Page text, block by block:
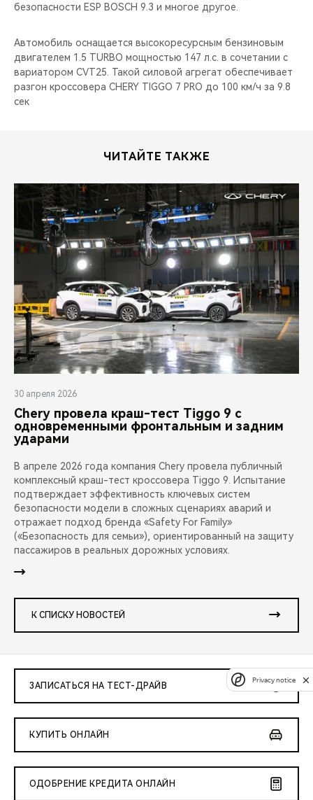
безопасности ESP BOSCH 9.3 и многое другое.
Автомобиль оснащается высокоресурсным бензиновым
двигателем 1.5 TURBO мощностью 147 л.с. в сочетании с
вариатором CVT25. Такой силовой агрегат обеспечивает
разгон кроссовера CHERY TIGGO 7 PRO до 100 км/ч за 9.8
сек
ЧИТАЙТЕ ТАКЖЕ
30 апреля 2026
Chery провела краш-тест Tiggo 9 с
одновременными фронтальным и задним
ударами
В апреле 2026 года компания Chery провела публичный
комплексный краш-тест кроссовера Tiggo 9. Испытание
подтверждает эффективность ключевых систем
безопасности модели в сложных сценариях аварий и
отражает подход бренда «Safety For Family»
(«Безопасность для семьи»), ориентированный на защиту
пассажиров в реальных дорожных условиях.
К СПИСКУ НОВОСТЕЙ
ЗАПИСАТЬСЯ НА ТЕСТ-ДРАЙВ
КУПИТЬ ОНЛАЙН
ОДОБРЕНИЕ КРЕДИТА ОНЛАЙН
Privacy notice